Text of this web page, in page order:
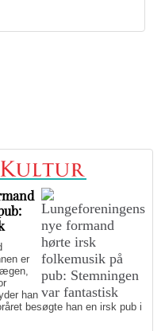
er
han
besøgte han en irsk pub i